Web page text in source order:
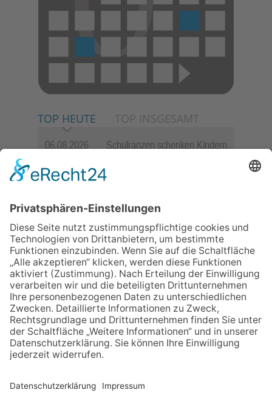
TOP HEUTE TOP INSGESAMT
06.08.2026
Schulranzen schenken Kindern
06.08.2026
„Freundschaft, das ist wie
Jürgen Rohrmann setzt auf
Gemeinschaft und Bewährtes
06.08.2026
„Rock auf der Burg“ lässt
Königstein beben
06.08.2026
Zwischen Fachwerk, Wein und
Musik: Erste Kronberger
Weinzeit begeistert die
Burgstadt
06.08.2026
Nachhaltigkeits-Akteure
vernetzen sich